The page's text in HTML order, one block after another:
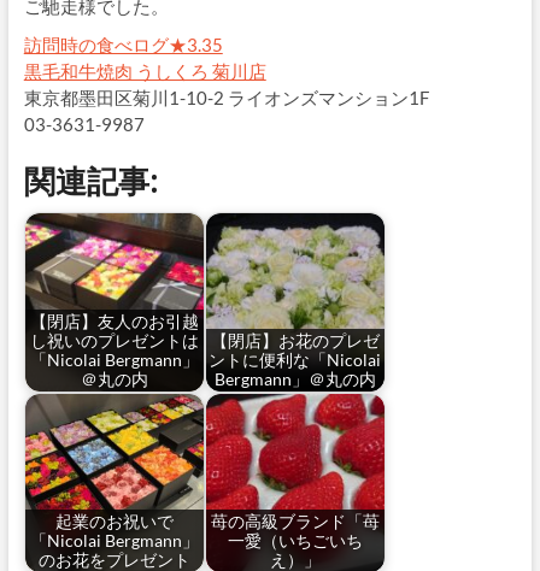
ご馳走様でした。
訪問時の食べログ★3.35
黒毛和牛焼肉 うしくろ 菊川店
東京都墨田区菊川1-10-2 ライオンズマンション1F
03-3631-9987
関連記事:
【閉店】友人のお引越
し祝いのプレゼントは
「Nicolai Bergmann」
＠丸の内
【閉店】お花のプレゼ
ントに便利な「Nicolai
Bergmann」＠丸の内
起業のお祝いで
「Nicolai Bergmann」
のお花をプレゼント
苺の高級ブランド「苺
一愛（いちごいち
え）」